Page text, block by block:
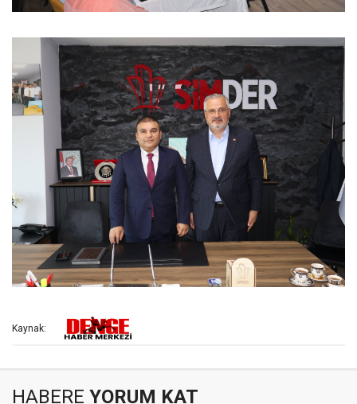
Kaynak:
HABERE YORUM KAT